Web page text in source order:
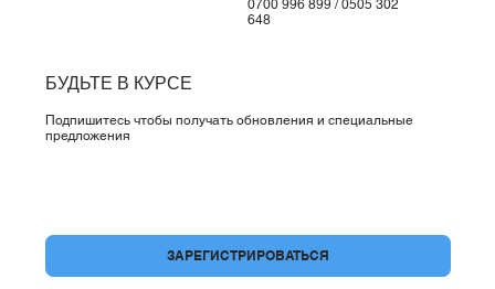
0700 996 899 / 0505 302
648
БУДЬТЕ В КУРСЕ
Подпишитесь чтобы получать обновления и специальные
предложения
ЗАРЕГИСТРИРОВАТЬСЯ